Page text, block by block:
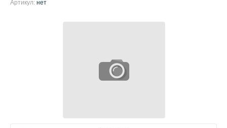
Артикул: нет